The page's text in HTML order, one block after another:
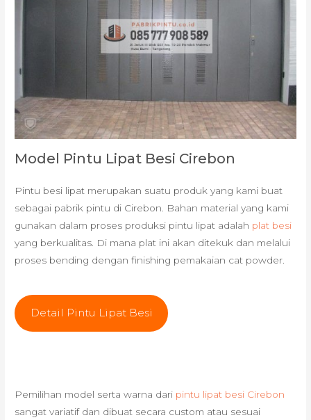
Model Pintu Lipat Besi Cirebon
Pintu besi lipat merupakan suatu produk yang kami buat
sebagai pabrik pintu di Cirebon. Bahan material yang kami
gunakan dalam proses produksi pintu lipat adalah plat besi
yang berkualitas. Di mana plat ini akan ditekuk dan melalui
proses bending dengan finishing pemakaian cat powder.
Detail Pintu Lipat Besi
Pemilihan model serta warna dari pintu lipat besi Cirebon
sangat variatif dan dibuat secara custom atau sesuai